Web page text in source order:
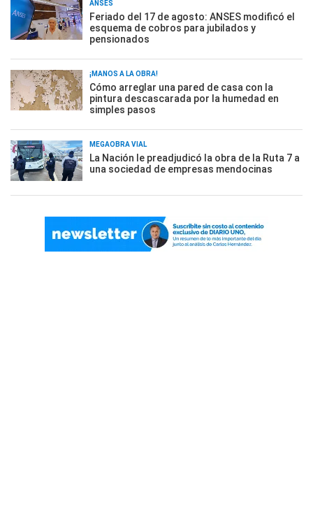
ANSES
Feriado del 17 de agosto: ANSES modificó el
esquema de cobros para jubilados y
pensionados
¡MANOS A LA OBRA!
Cómo arreglar una pared de casa con la
pintura descascarada por la humedad en
simples pasos
MEGAOBRA VIAL
La Nación le preadjudicó la obra de la Ruta 7 a
una sociedad de empresas mendocinas